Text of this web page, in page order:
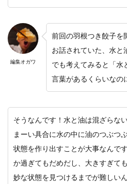
編集オガワ
前回の羽根つき餃子を
お話されていた、水と
でも考えてみると「水
言葉があるくらいなの
そうなんです！水と油は混ざらな
まーい具合に水の中に油のつぶつ
状態を作り出すことが大事なんで
か過ぎてもだめだし、大きすぎて
妙な状態を見つけるまでが難しいん